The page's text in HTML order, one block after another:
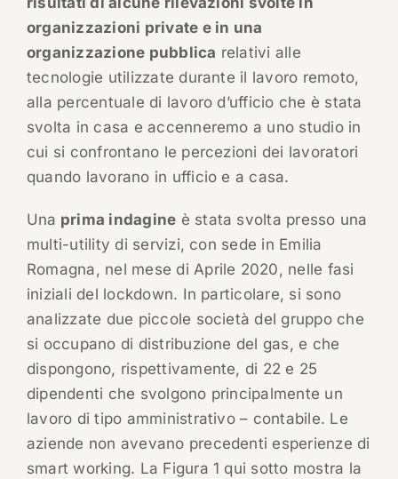
organizzazioni private e in una
organizzazione pubblica relativi alle
tecnologie utilizzate durante il lavoro remoto,
alla percentuale di lavoro d’ufficio che è stata
svolta in casa e accenneremo a uno studio in
cui si confrontano le percezioni dei lavoratori
quando lavorano in ufficio e a casa.
Una prima indagine è stata svolta presso una
multi-utility di servizi, con sede in Emilia
Romagna, nel mese di Aprile 2020, nelle fasi
iniziali del lockdown. In particolare, si sono
analizzate due piccole società del gruppo che
si occupano di distribuzione del gas, e che
dispongono, rispettivamente, di 22 e 25
dipendenti che svolgono principalmente un
lavoro di tipo amministrativo – contabile. Le
aziende non avevano precedenti esperienze di
smart working. La Figura 1 qui sotto mostra la